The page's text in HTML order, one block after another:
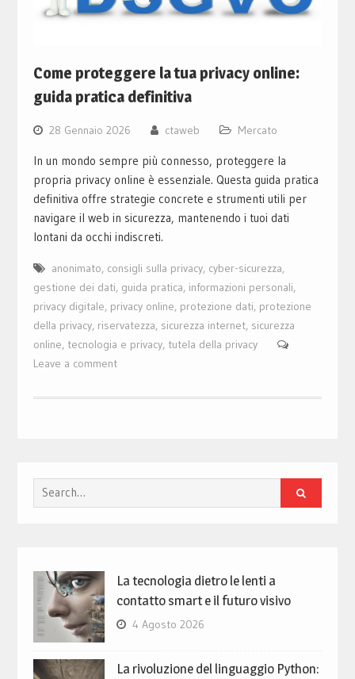
Come proteggere la tua privacy online:
guida pratica definitiva
28 Gennaio 2026 ctaweb Mercato
In un mondo sempre più connesso, proteggere la
propria privacy online è essenziale. Questa guida pratica
definitiva offre strategie concrete e strumenti utili per
navigare il web in sicurezza, mantenendo i tuoi dati
lontani da occhi indiscreti.
anonimato, consigli sulla privacy, cyber-sicurezza,
gestione dei dati, guida pratica, informazioni personali,
privacy digitale, privacy online, protezione dati, protezione
della privacy, riservatezza, sicurezza internet, sicurezza
online, tecnologia e privacy, tutela della privacy
Leave a comment
Search
for:
La tecnologia dietro le lenti a
contatto smart e il futuro visivo
4 Agosto 2026
La rivoluzione del linguaggio Python: